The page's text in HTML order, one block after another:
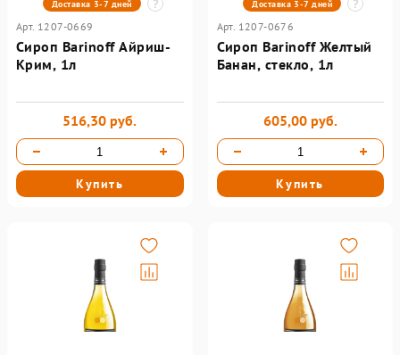
Доставка 3-7 дней
Арт. 1207-0669
Сироп Barinoff Айриш-
Крим, 1л
516,30 руб.
Купить
Доставка 3-7 дней
Арт. 1207-0676
Сироп Barinoff Желтый
Банан, стекло, 1л
605,00 руб.
Купить